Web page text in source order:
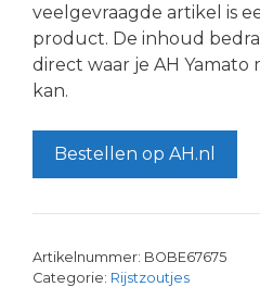
veelgevraagde artikel is
product. De inhoud
direct waar je AH Yamato
kan.
Bestellen op AH.nl
Artikelnummer: BOBE67675
Categorie: Rijstzoutjes